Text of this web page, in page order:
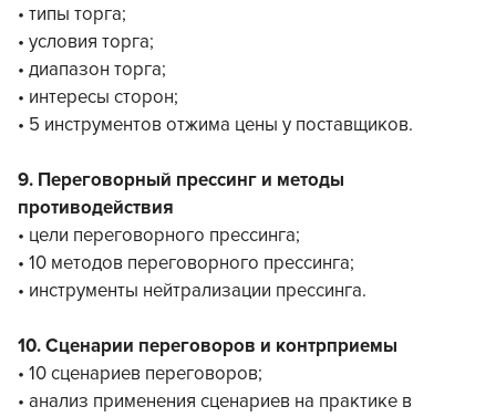
• типы торга;
• условия торга;
• диапазон торга;
• интересы сторон;
• 5 инструментов отжима цены у поставщиков.
9. Переговорный прессинг и методы
противодействия
• цели переговорного прессинга;
• 10 методов переговорного прессинга;
• инструменты нейтрализации прессинга.
10. Сценарии переговоров и контрприемы
• 10 сценариев переговоров;
• анализ применения сценариев на практике в